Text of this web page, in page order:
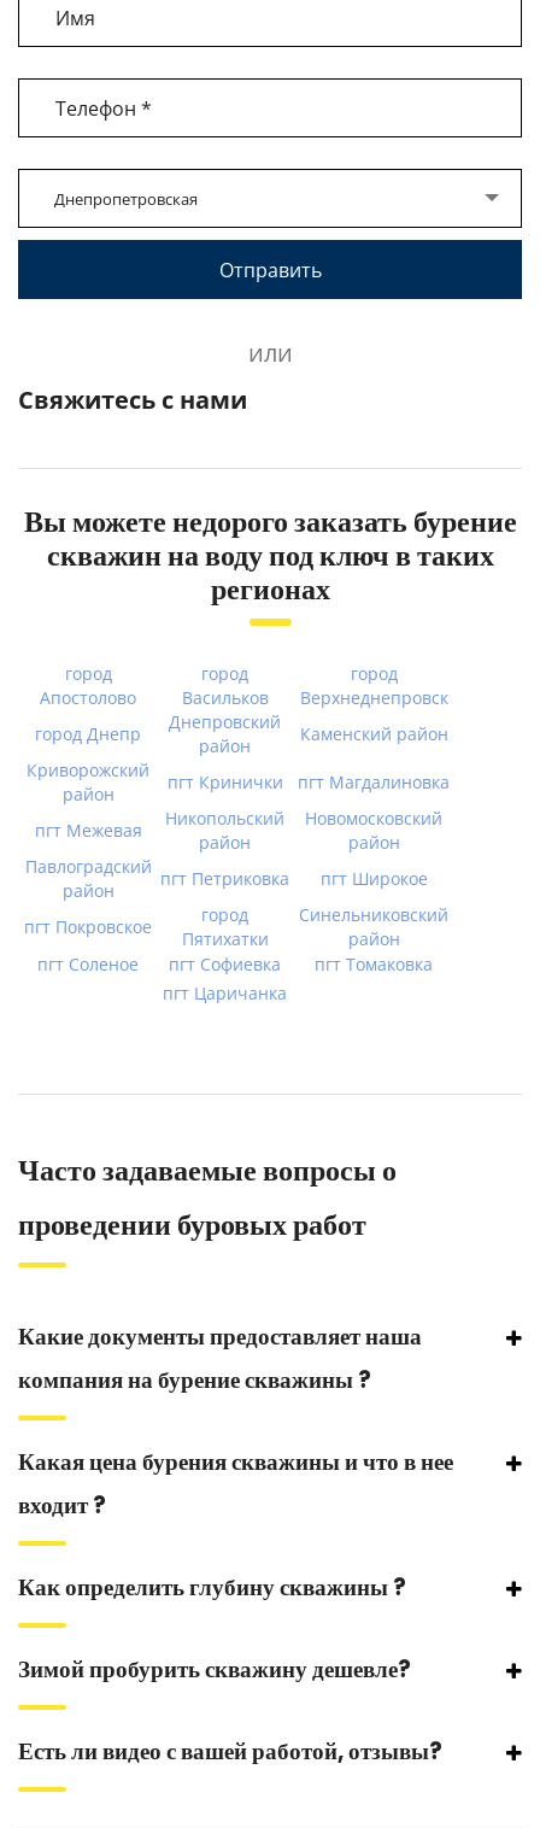
Днепропетровская
или
Свяжитесь с нами
Вы можете недорого заказать бурение
скважин на воду под ключ в таких
регионах
город
Апостолово
город
Васильков
город
Верхнеднепровск
город Днепр
Днепровский
район
Каменский район
Криворожский
район
пгт Кринички пгт Магдалиновка
пгт Межевая
Никопольский
район
Новомосковский
район
Павлоградский
район
пгт Петриковка пгт Широкое
пгт Покровское
город
Пятихатки
Синельниковский
район
пгт Соленое
пгт Софиевка
пгт Томаковка
пгт Царичанка
Часто задаваемые вопросы о
проведении буровых работ
Какие документы предоставляет наша
компания на бурение скважины ?
Какая цена бурения скважины и что в нее
входит ?
Как определить глубину скважины ?
Зимой пробурить скважину дешевле?
Есть ли видео с вашей работой, отзывы?